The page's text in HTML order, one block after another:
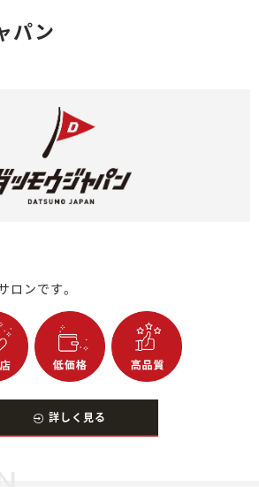
パン
ロンです。
詳しく見る